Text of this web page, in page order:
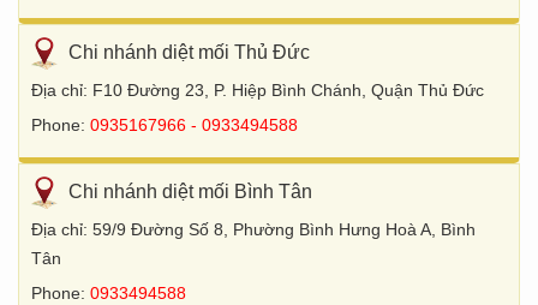
Chi nhánh diệt mối Thủ Đức
Địa chỉ: F10 Đường 23, P. Hiệp Bình Chánh, Quận Thủ Đức
Phone: 0935167966 - 0933494588
Chi nhánh diệt mối Bình Tân
Địa chỉ: 59/9 Đường Số 8, Phường Bình Hưng Hoà A, Bình
Tân
Phone: 0933494588